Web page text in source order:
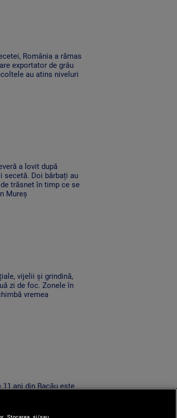
România a rămas
exportator de grâu
au atins niveluri
a lovit după
secetă. Doi bărbați au
trăsnet în timp ce se
Mureș
vijelii și grindină,
zi de foc. Zonele în
vremea
11 ani din Bacău este
pompieri, după ce a
acasă